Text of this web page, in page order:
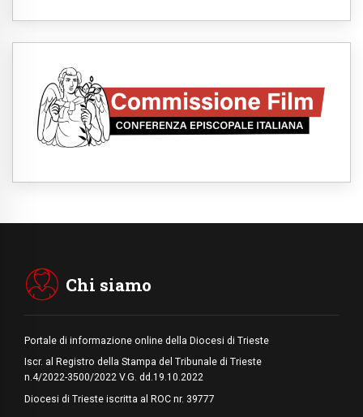
Leone XIV: la rivoluzione del Vangelo
06.08.2026
Fra Marco Vianelli: alla scuola di san
Francesco per imparare il Vangelo della
pace
Chi siamo
Portale di informazione online della Diocesi di Trieste
Iscr. al Registro della Stampa del Tribunale di Trieste
n.4/2022-3500/2022 V.G. dd.19.10.2022
Diocesi di Trieste iscritta al ROC nr. 39777